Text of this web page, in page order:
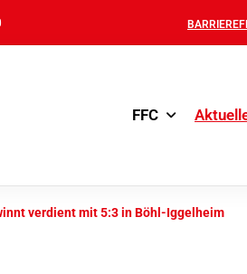
FFC
verdient mit 5:3 in Böhl-Iggelheim